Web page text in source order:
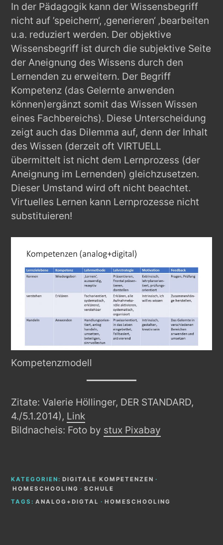
In der Pädagogik kann der Wissensbegriff
nicht auf ’speichern‘, ‚generieren‘ ‚bearbeiten
u.a. reduziert werden. Der objektive
Wissensbegriff ist durch die subjektive Seite
der Aneignung des Wissens durch den
Lernenden zu erweitern. Der Begriff
Kompetenz (das Gelernte anwenden
können)ergänzt somit das Wissen Wissen
eines Fachbereichs). Diese Unterscheidung
zeigt auch das Dilemma auf, denn der Inhalt
des Wissen (derzeit oft VIRTUELL
übermittelt ist nicht dem Lernprozess (der
Aneignung im Lernenden) gleichzusetzen.
Dieser Umstand wird oft nicht beachtet.
Virtuelles Lernen kann Lernprozesse nicht
substituieren!
Kompetenzmodell
Zitate: Valerie Höllinger, DER STANDARD,
4./5.1.2014), Link
Bildnacheis: Foto by stux Pixabay
KATEGORIEN: DIGITALE KOMPETENZEN ·
HOMESCHOOLING · SCHULE
TAGS: ANALOG+DIGTAL · HOMESCHOOLING